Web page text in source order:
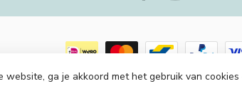
Piraten en Prinsessen - Powered byLightspeed-
website, ga je akkoord met het gebruik van